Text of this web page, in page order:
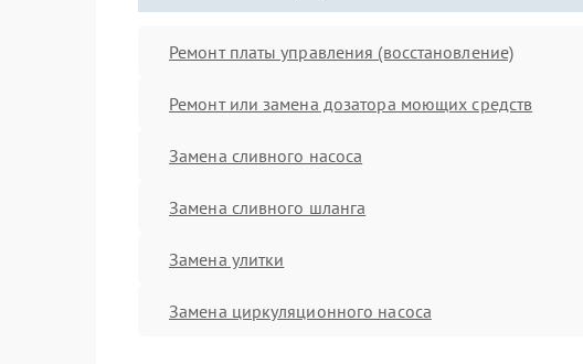
Ремонт платы управления (восстановление)
Ремонт или замена дозатора моющих средств
Замена сливного насоса
Замена сливного шланга
Замена улитки
Замена циркуляционного насоса